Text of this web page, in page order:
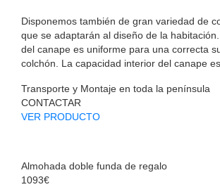
Disponemos también de gran variedad de
que se adaptarán al diseño de la
del canape es uniforme para una correcta
colchón. La capacidad interior del canape
Transporte y Montaje en toda la península
CONTACTAR
VER PRODUCTO
Almohada doble funda de regalo
1093€